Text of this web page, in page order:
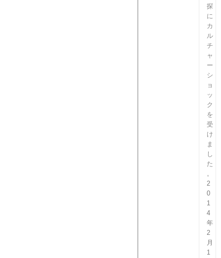
探
に
カ
ル
チ
ャ
ー
シ
ョ
ッ
ク
を
受
け
ま
し
た
。
2
0
1
4
年
2
月
1